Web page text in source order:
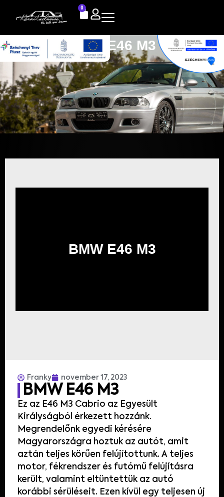
0
BMW E46 M3
BMW E46 M3
Franky november 17, 2023
BMW E46 M3
Ez az E46 M3 Cabrio az Egyesült
Királyságból érkezett hozzánk.
Megrendelőnk egyedi kérésére
Magyarországra hoztuk az autót, amit
aztán teljes körűen felújítottunk. A teljes
motor, fékrendszer és futómű felújításra
került, valamint eltüntettük az autó
korábbi sérüléseit. Ezen kívül egy teljesen új